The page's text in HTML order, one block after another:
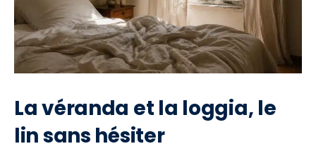
La véranda et la loggia, le
lin sans hésiter